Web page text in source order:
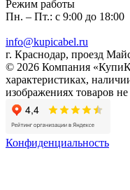
Режим работы
Пн. – Пт.: с 9:00 до 18:00
info@kupicabel.ru
г. Краснодар, проезд
© 2026 Компания
характеристиках,
изображениях товаров
Конфиденциальность